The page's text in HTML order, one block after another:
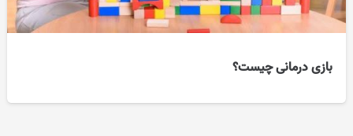
بازی درمانی چیست؟